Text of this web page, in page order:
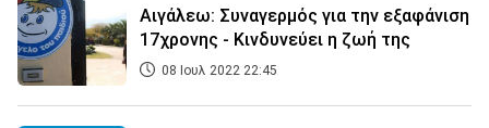
Αιγάλεω: Συναγερμός για την εξαφάνιση
17χρονης - Κινδυνεύει η ζωή της
08 Ιουλ 2022 22:45